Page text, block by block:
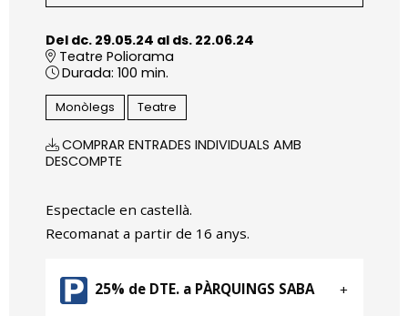
Del dc. 29.05.24 al ds. 22.06.24
Teatre Poliorama
Durada: 100 min.
Monòlegs Teatre
COMPRAR ENTRADES INDIVIDUALS AMB
DESCOMPTE
Espectacle en castellà.
Recomanat a partir de 16 anys.
25% de DTE. a PÀRQUINGS SABA